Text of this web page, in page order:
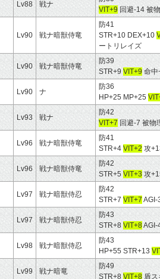
Lv88 戦ナ
VIT+9 回避-14 被
Lv90 戦ナ暗獣侍竜
防41
STR+10 DEX+10
ートリレイズ
Lv90 戦ナ暗獣侍竜
防39
STR+9 VIT+9 命中
Lv90 ナ
防36
HP+25 MP+25
Lv93 戦ナ
防42
VIT+7 回避-7 被物
Lv96 戦ナ暗獣侍竜
防41
STR+4 VIT+2 攻
Lv96 戦ナ暗獣侍竜
防42
STR+5 VIT+3 攻
Lv97 戦ナ暗獣侍忍
防42
STR+7 VIT+7 AGI-
Lv97 戦ナ暗獣侍忍
防43
STR+8 VIT+8AGI-
Lv98 戦ナ暗獣侍忍
防43
HP+55 STR+13
Lv99 戦ナ暗竜
防49
STR+8 VIT+8 盾